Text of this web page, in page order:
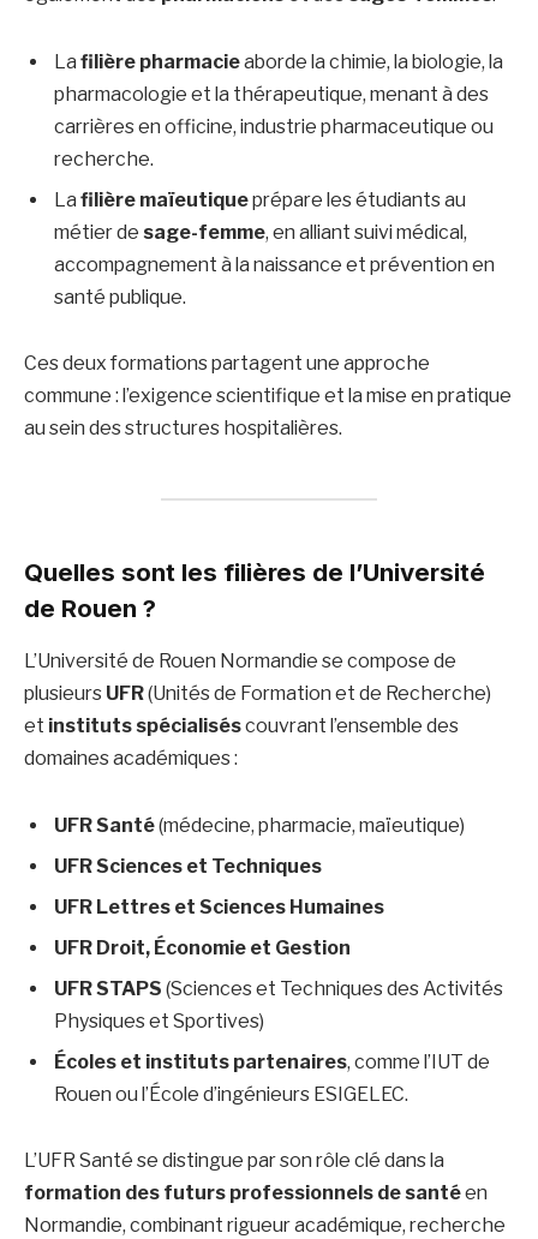
La filière pharmacieaborde la chimie, la biologie, la
pharmacologie et la thérapeutique, menant à des
carrières en officine, industrie pharmaceutique ou
recherche.
La filière maïeutiqueprépare les étudiants au
métier de sage-femme, en alliant suivi médical,
accompagnement à la naissance et prévention en
santé publique.
Ces deux formations partagent une approche
commune : l’exigence scientifique et la mise en pratique
au sein des structures hospitalières.
Quelles sont les filières de l’Université
de Rouen ?
L’Université de Rouen Normandie se compose de
plusieurs UFR(Unités de Formation et de Recherche)
et instituts spécialiséscouvrant l’ensemble des
domaines académiques :
UFR Santé(médecine, pharmacie, maïeutique)
UFR Sciences et Techniques
UFR Lettres et Sciences Humaines
UFR Droit, Économie et Gestion
UFR STAPS (Sciences et Techniques des Activités
Physiques et Sportives)
Écoles et instituts partenaires, comme l’IUT de
Rouen ou l’École d’ingénieurs ESIGELEC.
L’UFR Santé se distingue par son rôle clé dans la
formation des futurs professionnels de santéen
Normandie, combinant rigueur académique, recherche